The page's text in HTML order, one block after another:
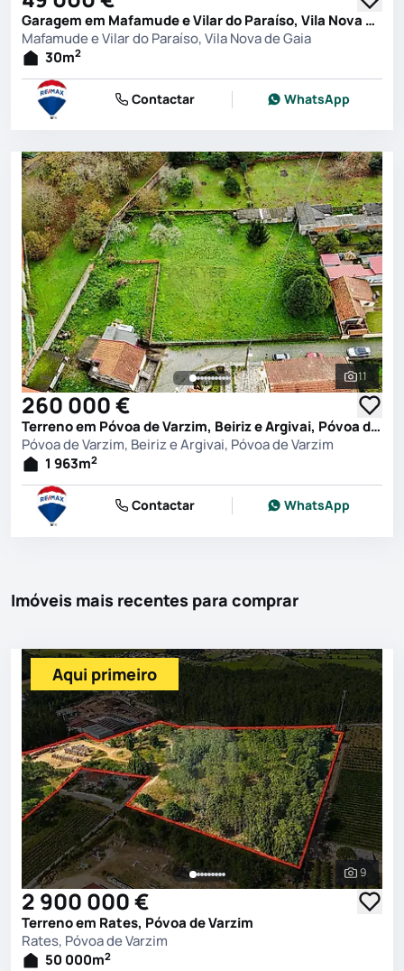
Garagem em Mafamude e Vilar do Paraíso, Vila Nova de Gaia
Mafamude e Vilar do Paraíso, Vila Nova de Gaia
30m2
Contactar WhatsApp
Ver
11
260 000 €
Terreno em Póvoa de Varzim, Beiriz e Argivai, Póvoa de Varzim
Póvoa de Varzim, Beiriz e Argivai, Póvoa de Varzim
1 963m2
Contactar WhatsApp
Imóveis mais recentes para comprar
Ver
9
Aqui primeiro
2 900 000 €
Terreno em Rates, Póvoa de Varzim
Rates, Póvoa de Varzim
50 000m2